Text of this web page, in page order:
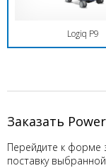
Logiq P9
Заказать
Перейдите к форме
поставку